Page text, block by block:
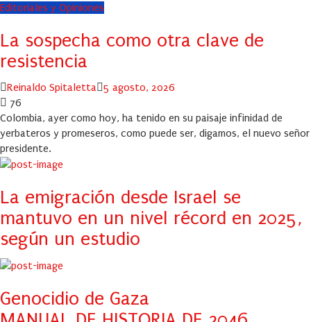
Editoriales y Opiniones
La sospecha como otra clave de
resistencia
Author
Reinaldo Spitaletta Posted
5 agosto, 2026
76
Colombia, ayer como hoy, ha tenido en su paisaje infinidad de
yerbateros y promeseros, como puede ser, digamos, el nuevo señor
presidente.
La emigración desde Israel se
mantuvo en un nivel récord en 2025,
según un estudio
Genocidio de Gaza